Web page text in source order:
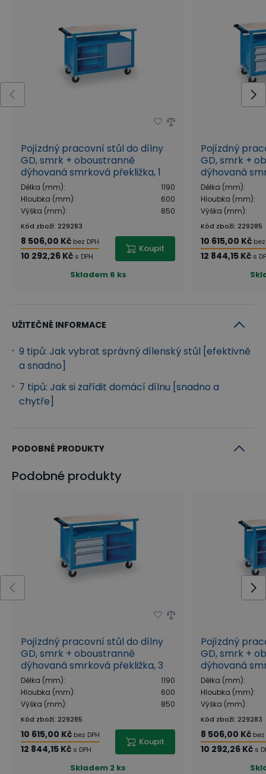
Pojízdný pracovní stůl do dílny
GD, smrk + oboustranně
dýhovaná smrková překližka, 1
skříňka, 1 police, 1190 x 600 x 850
mm, šedá
Délka (mm):
1190
Hloubka (mm):
600
Výška (mm): 850
Kód zboží: 229283
8 506,00 Kč bez DPH
10 292,26 Kč s DPH
Koupit
Skladem 6 ks
Pojízdný
GD, smrk +
dýhovaná
zásuvky, 1
mm, šedá
Délka (mm):
Hloubka (mm):
Výška (mm):
Kód zboží: 229285
10 615,00 Kč bez
12 844,15 Kč s
UŽITEČNÉ INFORMACE
9 tipů: Jak vybrat správný dílenský stůl [efektivně
a snadno]
7 tipů: Jak si zařídit domácí dílnu [snadno a
chytře]
PODOBNÉ PRODUKTY
Podobné produkty
Pojízdný pracovní stůl do dílny
GD, smrk + oboustranně
dýhovaná smrková překližka, 3
zásuvky, 1 police, 1190 x 600 x 850
mm, šedá
Délka (mm):
1190
Hloubka (mm):
600
Výška (mm): 850
Kód zboží: 229285
10 615,00 Kč bez DPH
12 844,15 Kč s DPH
Koupit
Skladem 2 ks
Pojízdný
GD, smrk +
dýhovaná
skříňka, 1
mm, šedá
Délka (mm):
Hloubka (mm):
Výška (mm):
Kód zboží: 229283
8 506,00 Kč bez
10 292,26 Kč s